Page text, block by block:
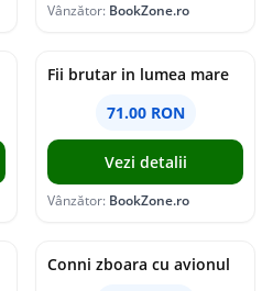
Vânzător: BookZone.ro
Fii brutar in lumea mare
71.00 RON
Vezi detalii
Vânzător: BookZone.ro
Conni zboara cu avionul